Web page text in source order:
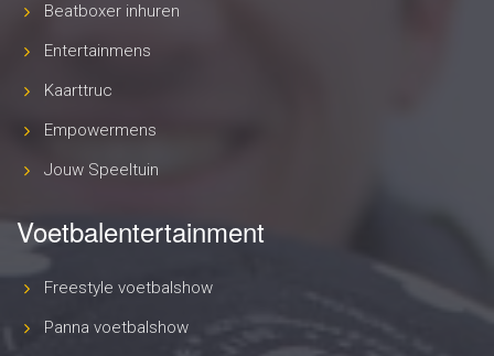
Beatboxer inhuren
Entertainmens
Kaarttruc
Empowermens
Jouw Speeltuin
Voetbalentertainment
Freestyle voetbalshow
Panna voetbalshow